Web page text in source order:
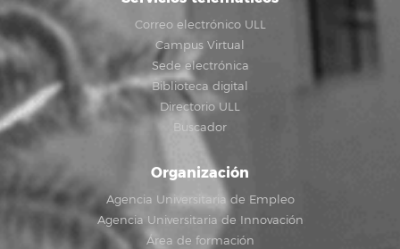
Correo electrónico ULL
Campus Virtual
Sede electrónica
Biblioteca digital
Directorio ULL
Buscador
Organización
Agencia Universitaria de Empleo
Agencia Universitaria de Innovación
Área de formación